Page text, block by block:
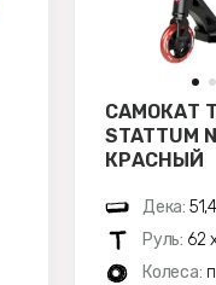
САМОКАТ
STATTUM
КРАСНЫЙ
Дека:
Руль: 62
Колеса: